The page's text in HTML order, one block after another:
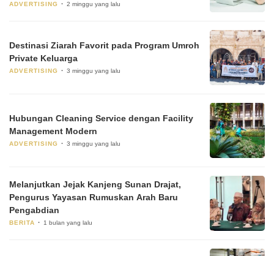
ADVERTISING 2 minggu yang lalu
Destinasi Ziarah Favorit pada Program Umroh
Private Keluarga
ADVERTISING 3 minggu yang lalu
Hubungan Cleaning Service dengan Facility
Management Modern
ADVERTISING 3 minggu yang lalu
Melanjutkan Jejak Kanjeng Sunan Drajat,
Pengurus Yayasan Rumuskan Arah Baru
Pengabdian
BERITA 1 bulan yang lalu